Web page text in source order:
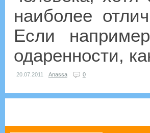
наиболее
Если
одаренности,
20.07.2011 Anassa 0